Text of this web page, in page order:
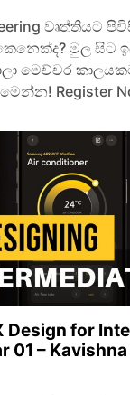
වෘත්තියට
මුල සිට
මෙච්චර
Register
Design for
01 –